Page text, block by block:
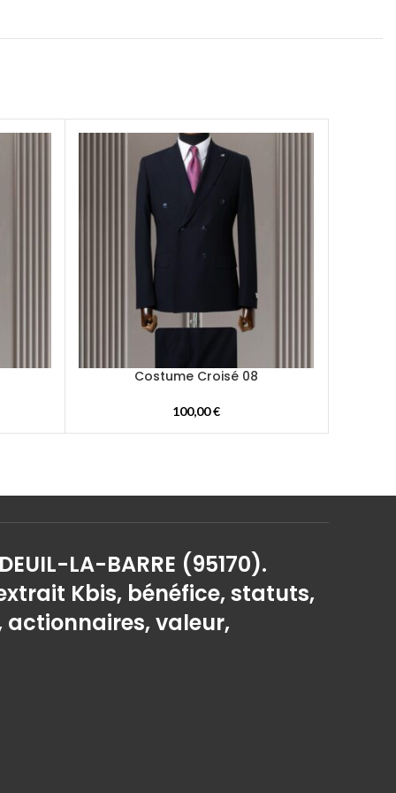
Costume Croisé 08
100,00€
LA-BARRE (95170).
Kbis, bénéfice, statuts,
actionnaires, valeur,